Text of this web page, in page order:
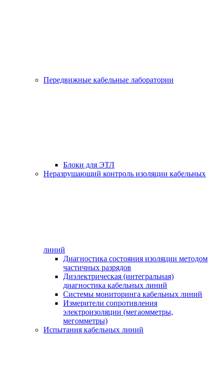
Передвижные кабельные лаборатории
Блоки для ЭТЛ
Неразрушающий контроль изоляции кабельных
линий
Диагностика состояния изоляции методом
частичных разрядов
Диэлектрическая (интегральная)
диагностика кабельных линий
Системы мониторинга кабельных линий
Измерители сопротивления
электроизоляции (мегаомметры,
мегомметры)
Испытания кабельных линий